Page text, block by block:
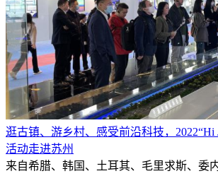
逛古镇、游乡村、感受前沿科技，2022“Hi
活动走进苏州
来自希腊、韩国、土耳其、毛里求斯、委